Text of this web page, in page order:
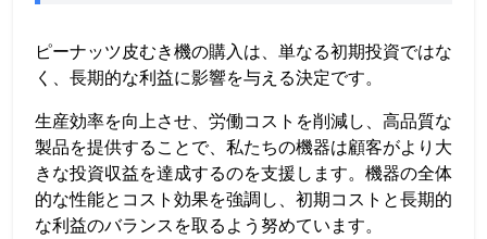
ピーナッツ皮むき機の購入は、単なる初期投資ではな
く、長期的な利益に影響を与える決定です。
生産効率を向上させ、労働コストを削減し、高品質な
製品を提供することで、私たちの機器は顧客がより大
きな投資収益を達成するのを支援します。機器の全体
的な性能とコスト効果を強調し、初期コストと長期的
な利益のバランスを取るよう努めています。